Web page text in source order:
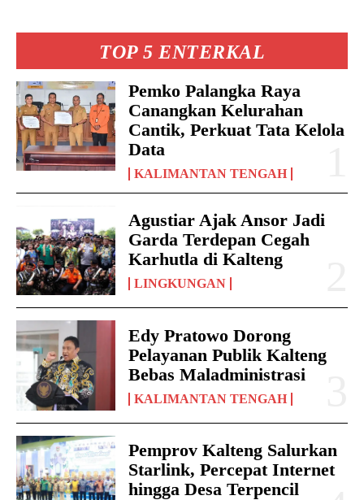
TOP 5 ENTERKAL
Pemko Palangka Raya
Canangkan Kelurahan
Cantik, Perkuat Tata Kelola
Data
KALIMANTAN TENGAH
Agustiar Ajak Ansor Jadi
Garda Terdepan Cegah
Karhutla di Kalteng
LINGKUNGAN
Edy Pratowo Dorong
Pelayanan Publik Kalteng
Bebas Maladministrasi
KALIMANTAN TENGAH
Pemprov Kalteng Salurkan
Starlink, Percepat Internet
hingga Desa Terpencil